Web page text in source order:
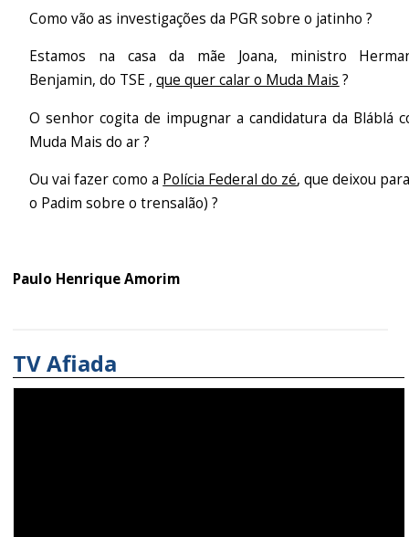
Como vão as investigações da PGR sobre o jatinho ?
Estamos na casa da mãe Joana, ministro
Benjamin, do TSE ,que quer calar o Muda Mais ?
O senhor cogita de impugnar a candidatura da Bláblá
Muda Mais do ar ?
Ou vai fazer como a Polícia Federal do zé, que deixou
o Padim sobre o trensalão) ?
Paulo Henrique Amorim
TV Afiada